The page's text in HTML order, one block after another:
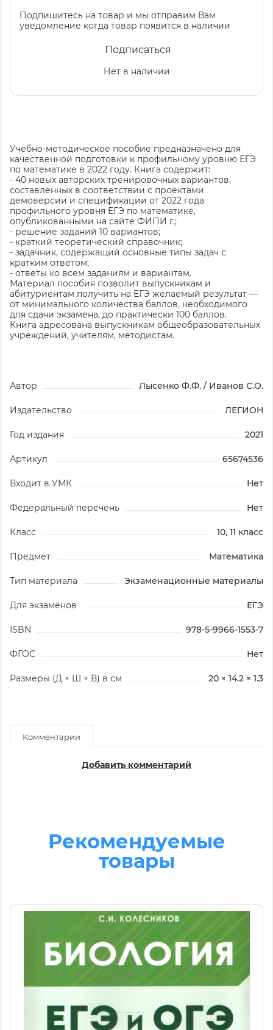
Подпишитесь на товар и мы отправим Вам
уведомление когда товар появится в наличии
Подписаться
Нет в наличии
Учебно-методическое пособие предназначено для
качественной подготовки к профильному уровню ЕГЭ
по математике в 2022 году. Книга содержит:
- 40 новых авторских тренировочных вариантов,
составленных в соответствии с проектами
демоверсии и спецификации от 2022 года
профильного уровня ЕГЭ по математике,
опубликованными на сайте ФИПИ г.;
- решение заданий 10 вариантов;
- краткий теоретический справочник;
- задачник, содержащий основные типы задач с
кратким ответом;
- ответы ко всем заданиям и вариантам.
Материал пособия позволит выпускникам и
абитуриентам получить на ЕГЭ желаемый результат —
от минимального количества баллов, необходимого
для сдачи экзамена, до практически 100 баллов.
Книга адресована выпускникам общеобразовательных
учреждений, учителям, методистам.
Автор Лысенко Ф.Ф. / Иванов С.О.
Издательство ЛЕГИОН
Год издания 2021
Артикул 65674536
Входит в УМК Нет
Федеральный перечень Нет
Класс 10, 11 класс
Предмет Математика
Тип материала Экзаменационные материалы
Для экзаменов ЕГЭ
ISBN 978-5-9966-1553-7
ФГОС Нет
Размеры (Д × Ш × В) в см 20 × 14.2 × 1.3
Комментарии
Добавить комментарий
Рекомендуемые
товары